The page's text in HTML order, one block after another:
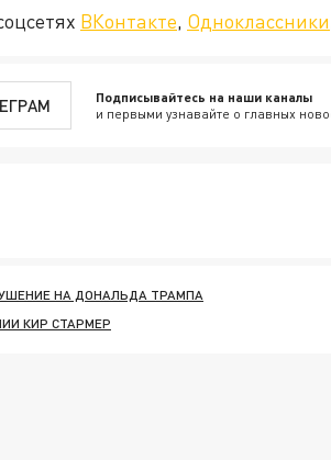
ВКонтакте, Одноклассники
Подписывайтесь на наши каналы
и первыми узнавайте о главных
НА ДОНАЛЬДА ТРАМПА
КИР СТАРМЕР